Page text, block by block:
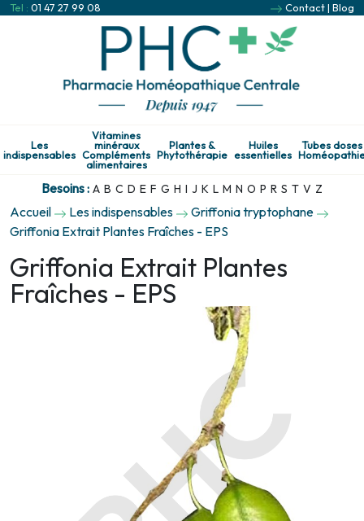
Tel : 01 47 27 99 08 Contact| Blog
Les
indispensables
Vitamines
minéraux
Compléments
alimentaires
Plantes &
Phytothérapie
Huiles
essentielles
Tubes doses
Besoins : A B C D E F G H I J K L M N O P R S T V Z
Accueil Les indispensables
Griffonia tryptophane
Griffonia Extrait Plantes Fraîches - EPS
Griffonia Extrait Plantes
Fraîches - EPS